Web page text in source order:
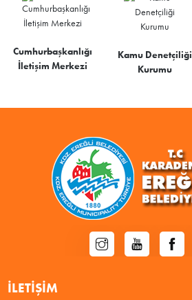
Cumhurbaşkanlığı
İletişim Merkezi
Kamu Denetçiliği
Kurumu
İLETIŞIM